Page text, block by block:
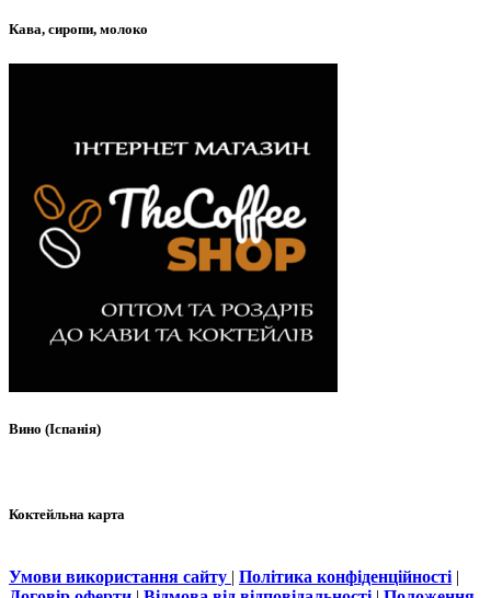
Кава, сиропи, молоко
Вино (Іспанія)
Коктейльна карта
Умови використання сайту | Політика конфіденційності |